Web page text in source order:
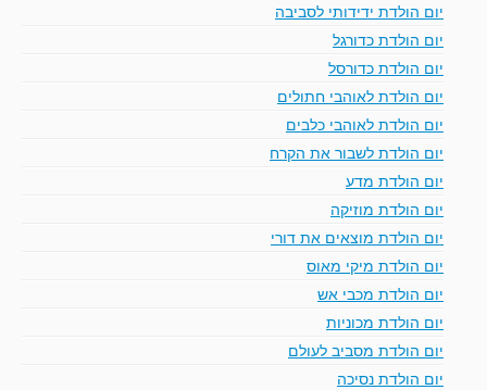
יום הולדת ידידותי לסביבה
יום הולדת כדורגל
יום הולדת כדורסל
יום הולדת לאוהבי חתולים
יום הולדת לאוהבי כלבים
יום הולדת לשבור את הקרח
יום הולדת מדע
יום הולדת מוזיקה
יום הולדת מוצאים את דורי
יום הולדת מיקי מאוס
יום הולדת מכבי אש
יום הולדת מכוניות
יום הולדת מסביב לעולם
יום הולדת נסיכה